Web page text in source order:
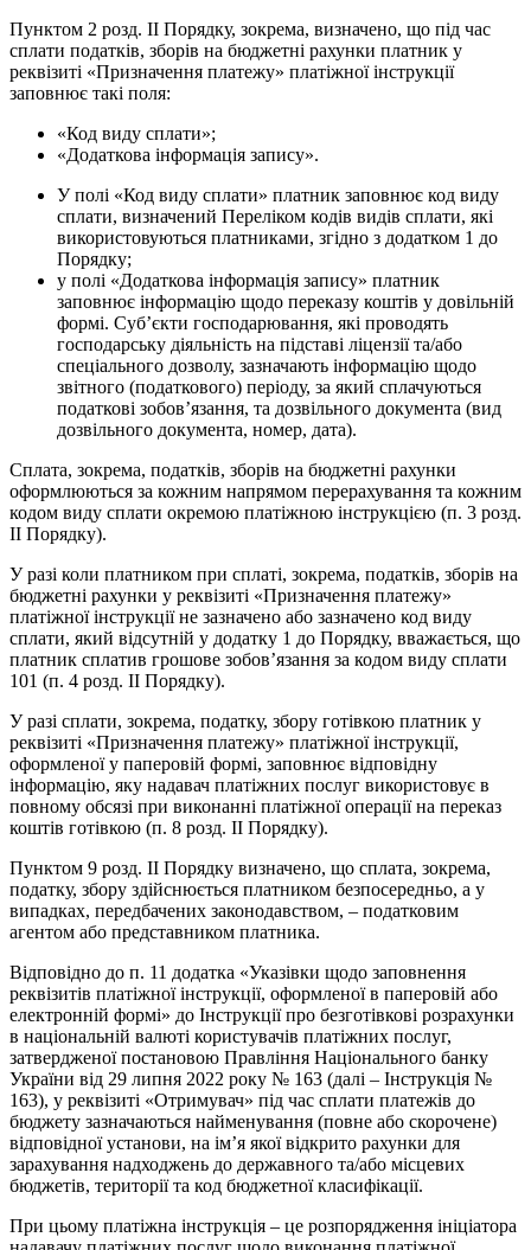
Пунктом 2 розд. ІІ Порядку, зокрема, визначено, що під час
сплати податків, зборів на бюджетні рахунки платник у
реквізиті «Призначення платежу» платіжної інструкції
заповнює такі поля:
«Код виду сплати»;
«Додаткова інформація запису».
У полі «Код виду сплати» платник заповнює код виду
сплати, визначений Переліком кодів видів сплати, які
використовуються платниками, згідно з додатком 1 до
Порядку;
у полі «Додаткова інформація запису» платник
заповнює інформацію щодо переказу коштів у довільній
формі. Суб’єкти господарювання, які проводять
господарську діяльність на підставі ліцензії та/або
спеціального дозволу, зазначають інформацію щодо
звітного (податкового) періоду, за який сплачуються
податкові зобов’язання, та дозвільного документа (вид
дозвільного документа, номер, дата).
Сплата, зокрема, податків, зборів на бюджетні рахунки
оформлюються за кожним напрямом перерахування та кожним
кодом виду сплати окремою платіжною інструкцією (п. 3 розд.
ІІ Порядку).
У разі коли платником при сплаті, зокрема, податків, зборів на
бюджетні рахунки у реквізиті «Призначення платежу»
платіжної інструкції не зазначено або зазначено код виду
сплати, який відсутній у додатку 1 до Порядку, вважається, що
платник сплатив грошове зобов’язання за кодом виду сплати
101 (п. 4 розд. ІІ Порядку).
У разі сплати, зокрема, податку, збору готівкою платник у
реквізиті «Призначення платежу» платіжної інструкції,
оформленої у паперовій формі, заповнює відповідну
інформацію, яку надавач платіжних послуг використовує в
повному обсязі при виконанні платіжної операції на переказ
коштів готівкою (п. 8 розд. ІІ Порядку).
Пунктом 9 розд. ІІ Порядку визначено, що сплата, зокрема,
податку, збору здійснюється платником безпосередньо, а у
випадках, передбачених законодавством, – податковим
агентом або представником платника.
Відповідно до п. 11 додатка «Указівки щодо заповнення
реквізитів платіжної інструкції, оформленої в паперовій або
електронній формі» до Інструкції про безготівкові розрахунки
в національній валюті користувачів платіжних послуг,
затвердженої постановою Правління Національного банку
України від 29 липня 2022 року № 163 (далі – Інструкція №
163), у реквізиті «Отримувач» під час сплати платежів до
бюджету зазначаються найменування (повне або скорочене)
відповідної установи, на ім’я якої відкрито рахунки для
зарахування надходжень до державного та/або місцевих
бюджетів, території та код бюджетної класифікації.
При цьому платіжна інструкція – це розпорядження ініціатора